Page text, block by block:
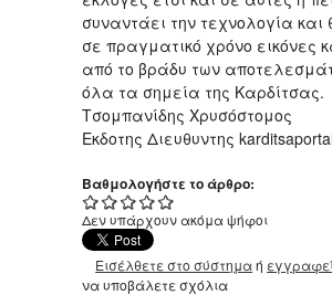
συναντάει την τεχνολογία και
σε πραγματικό χρόνο εικόνες
από το βράδυ των
όλα τα σημεία της Καρδίτσας.
Τσομπανίδης Χρυσόστομος
Εκδοτης Διευθυντης
Βαθμολογήστε το άρθρο:
Δεν υπάρχουν ακόμα ψήφοι
Εισέλθετε στο σύστημαή
να υποβάλετε σχόλια